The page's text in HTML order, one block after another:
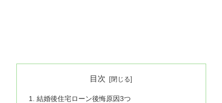
目次
結婚後住宅ローン後悔原因3つ